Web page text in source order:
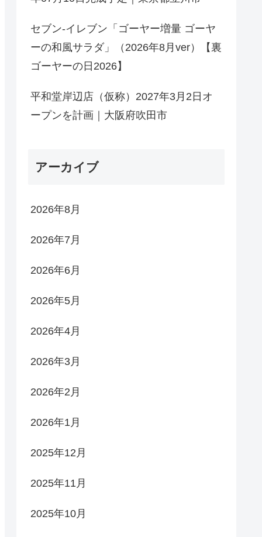
セブン-イレブン「ゴーヤー増量 ゴーヤ
ーの和風サラダ」（2026年8月ver）【裏
ゴーヤーの日2026】
平和堂岸辺店（仮称）2027年3月2日オ
ープンを計画｜大阪府吹田市
アーカイブ
2026年8月
2026年7月
2026年6月
2026年5月
2026年4月
2026年3月
2026年2月
2026年1月
2025年12月
2025年11月
2025年10月